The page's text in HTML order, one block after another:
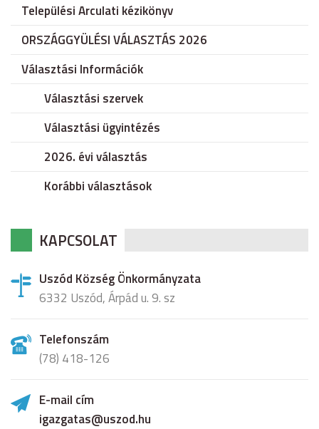
Települési Arculati kézikönyv
ORSZÁGGYÜLÉSI VÁLASZTÁS 2026
Választási Információk
Választási szervek
Választási ügyintézés
2026. évi választás
Korábbi választások
KAPCSOLAT
Uszód Község Önkormányzata
6332 Uszód, Árpád u. 9. sz
Telefonszám
(78) 418-126
E-mail cím
igazgatas@uszod.hu